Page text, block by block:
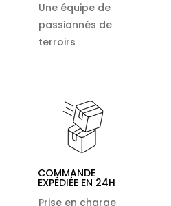
Une équipe de
passionnés de
terroirs
COMMANDE
EXPÉDIÉE EN 24H
Prise en charge